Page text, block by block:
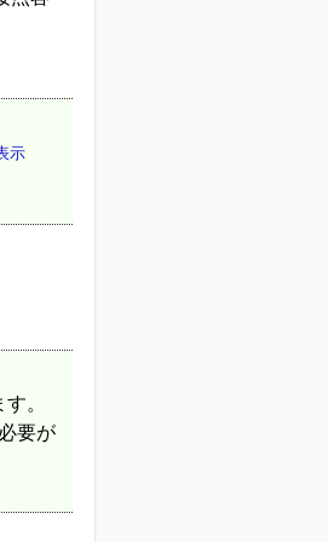
示
。
要が